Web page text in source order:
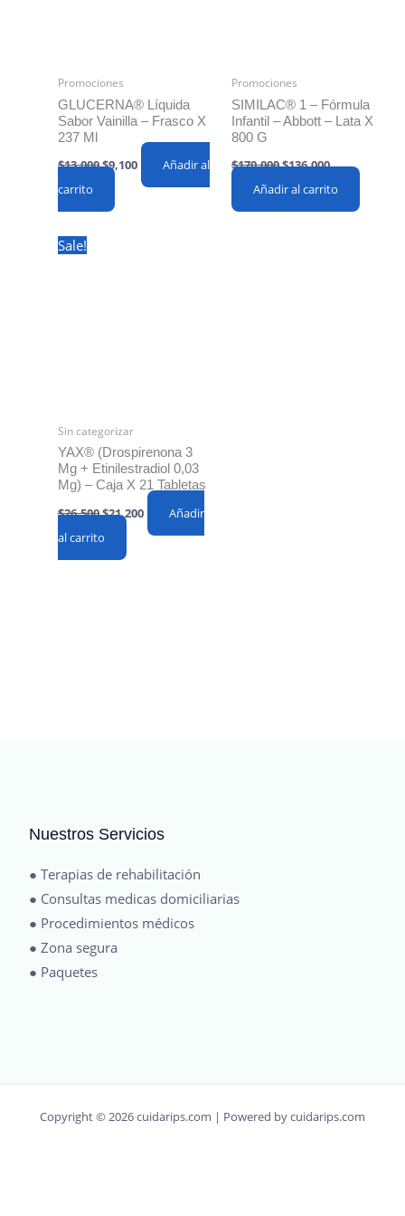
Promociones
GLUCERNA® Líquida
Sabor Vainilla – Frasco X
237 Ml
$13,000Original
price
$13,000.
$9,100Current
price
is:
Añadir al
carrito
Promociones
SIMILAC® 1 – Fórmula
Infantil – Abbott – Lata X
800 G
$170,000Original
was:
$136,000Current
price
is:
$136,000.
Añadir al carrito
Sale!
Sin categorizar
YAX® (Drospirenona 3
Mg + Etinilestradiol 0,03
Mg) – Caja X 21 Tabletas
$26,500 Original
price
was:
$26,500.
$21,200Current
price
is:
Añadir
al carrito
Nuestros Servicios
● Terapias de rehabilitación
● Consultas medicas domiciliarias
● Procedimientos médicos
● Zona segura
● Paquetes
Copyright © 2026 cuidarips.com | Powered by cuidarips.com